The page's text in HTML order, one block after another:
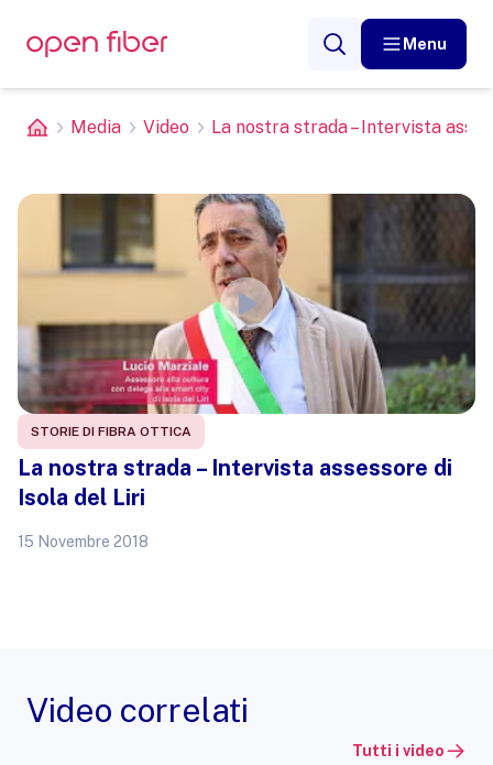
Menu
Media Video La nostra strada – Intervista
STORIE DI FIBRA OTTICA
La nostra strada – Intervista assessore di
Isola del Liri
15 Novembre 2018
Video correlati
Tutti i video